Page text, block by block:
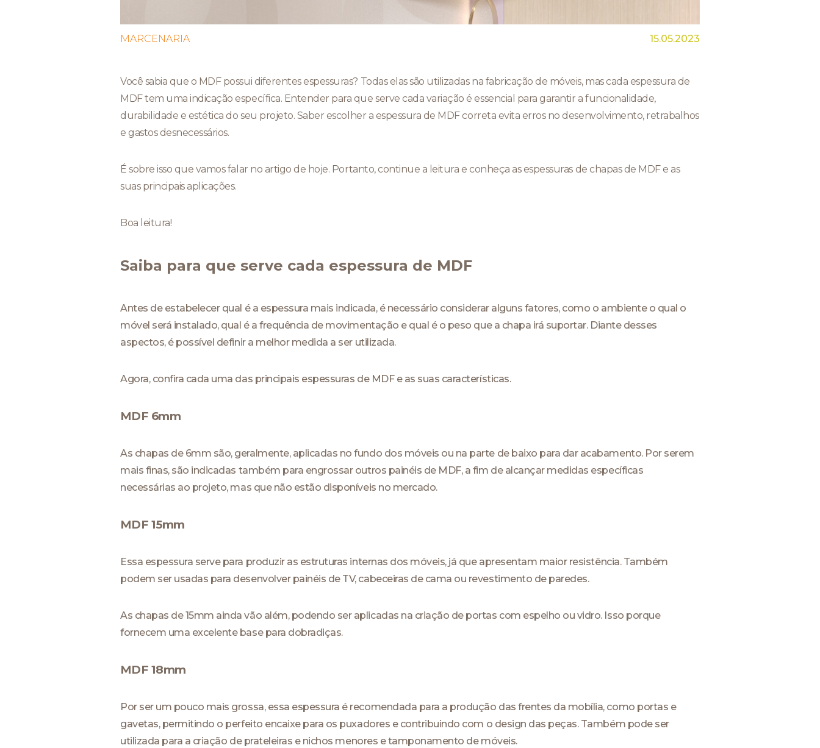
MARCENARIA 15.05.2023
Você sabia que o MDF possui diferentes espessuras? Todas elas são utilizadas na fabricação de móveis, mas cada espessura de
MDF tem uma indicação específica. Entender para que serve cada variação é essencial para garantir a funcionalidade,
durabilidade e estética do seu projeto. Saber escolher a espessura de MDF correta evita erros no desenvolvimento, retrabalhos
e gastos desnecessários.
É sobre isso que vamos falar no artigo de hoje. Portanto, continue a leitura e conheça as espessuras de chapas de MDF e as
suas principais aplicações.
Boa leitura!
Saiba para que serve cada espessura de MDF
Antes de estabelecer qual é a espessura mais indicada, é necessário considerar alguns fatores, como o ambiente o qual o
móvel será instalado, qual é a frequência de movimentação e qual é o peso que a chapa irá suportar. Diante desses
aspectos, é possível definir a melhor medida a ser utilizada.
Agora, confira cada uma das principais espessuras de MDF e as suas características.
MDF 6mm
As chapas de 6mm são, geralmente, aplicadas no fundo dos móveis ou na parte de baixo para dar acabamento. Por serem
mais finas, são indicadas também para engrossar outros painéis de MDF, a fim de alcançar medidas específicas
necessárias ao projeto, mas que não estão disponíveis no mercado.
MDF 15mm
Essa espessura serve para produzir as estruturas internas dos móveis, já que apresentam maior resistência. Também
podem ser usadas para desenvolver painéis de TV, cabeceiras de cama ou revestimento de paredes.
As chapas de 15mm ainda vão além, podendo ser aplicadas na criação de portas com espelho ou vidro. Isso porque
fornecem uma excelente base para dobradiças.
MDF 18mm
Por ser um pouco mais grossa, essa espessura é recomendada para a produção das frentes da mobília, como portas e
gavetas, permitindo o perfeito encaixe para os puxadores e contribuindo com o design das peças. Também pode ser
utilizada para a criação de prateleiras e nichos menores e tamponamento de móveis.